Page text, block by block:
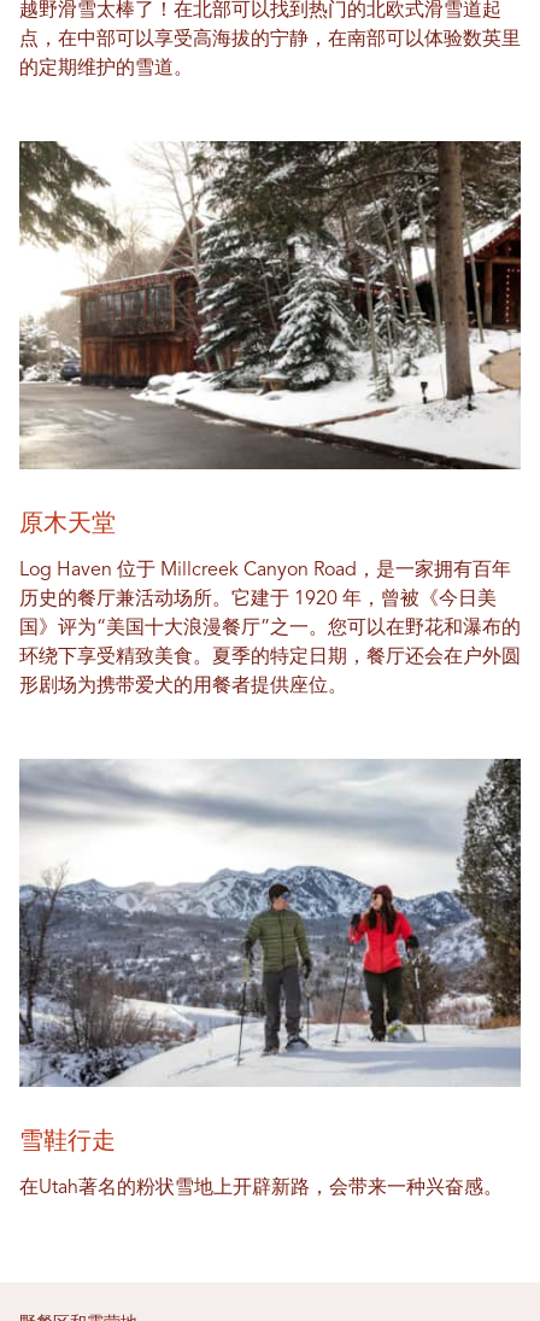
越野滑雪太棒了！在北部可以找到热门的北欧式滑雪道起
点，在中部可以享受高海拔的宁静，在南部可以体验数英里
的定期维护的雪道。
原木天堂
Log Haven 位于 Millcreek Canyon Road，是一家拥有百年
历史的餐厅兼活动场所。它建于 1920 年，曾被《今日美
国》评为“美国十大浪漫餐厅”之一。您可以在野花和瀑布的
环绕下享受精致美食。夏季的特定日期，餐厅还会在户外圆
形剧场为携带爱犬的用餐者提供座位。
雪鞋行走
在Utah著名的粉状雪地上开辟新路，会带来一种兴奋感。